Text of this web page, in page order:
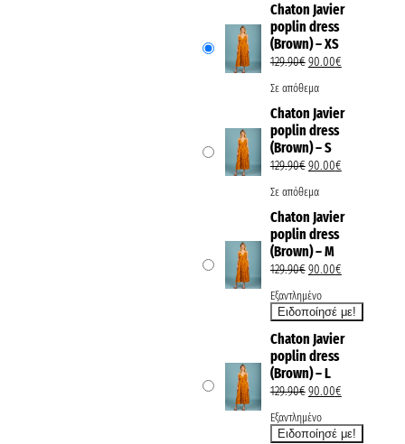
Chaton Javier
poplin dress
(Brown) – XS
129.90€90.00€
Σε απόθεμα
Chaton Javier
poplin dress
(Brown) – S
129.90€90.00€
Σε απόθεμα
Chaton Javier
poplin dress
(Brown) – M
129.90€90.00€
Εξαντλημένο
Chaton Javier
poplin dress
(Brown) – L
129.90€90.00€
Εξαντλημένο